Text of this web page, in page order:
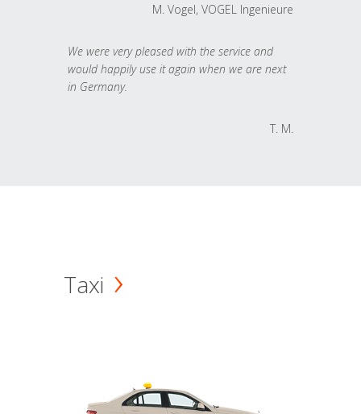
M. Vogel, VOGEL Ingenieure
We were very pleased with the service and
would happily use it again when we are next
in Germany.
T. M.
Taxi